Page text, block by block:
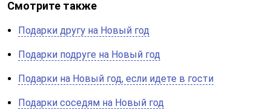
Смотрите также
Подарки другу на Новый год
Подарки подруге на Новый год
Подарки на Новый год, если идете в гости
Подарки соседям на Новый год